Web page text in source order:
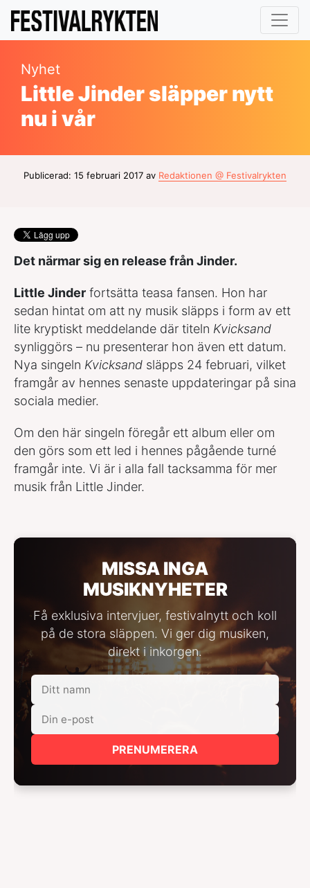
Nyhet
Little Jinder släpper nytt
nu i vår
Publicerad: 15 februari 2017 av Redaktionen @ Festivalrykten
Det närmar sig en release från Jinder.
Little Jinder fortsätta teasa fansen. Hon har
sedan hintat om att ny musik släpps i form av ett
lite kryptiskt meddelande där titeln Kvicksand
synliggörs – nu presenterar hon även ett datum.
Nya singeln Kvicksand släpps 24 februari, vilket
framgår av hennes senaste uppdateringar på sina
sociala medier.
Om den här singeln föregår ett album eller om
den görs som ett led i hennes pågående turné
framgår inte. Vi är i alla fall tacksamma för mer
musik från Little Jinder.
MISSA INGA
MUSIKNYHETER
Få exklusiva intervjuer, festivalnytt och koll
på de stora släppen. Vi ger dig musiken,
direkt i inkorgen.
PRENUMERERA